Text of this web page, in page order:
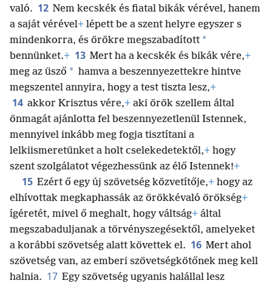
való. 12 Nem kecskék és fiatal bikák vérével, hanem
a saját vérével+ lépett be a szent helyre egyszer s
mindenkorra, és örökre megszabadított *
bennünket.+ 13 Mert ha a kecskék és bikák vére,+
meg az üsző * hamva a beszennyezettekre hintve
megszentel annyira, hogy a test tiszta lesz,+
14 akkor Krisztus vére,+ aki örök szellem által
önmagát ajánlotta fel beszennyezetlenül Istennek,
mennyivel inkább meg fogja tisztítani a
lelkiismeretünket a holt cselekedetektől,+ hogy
szent szolgálatot végezhessünk az élő Istennek!+
15 Ezért ő egy új szövetség közvetítője,+ hogy az
elhívottak megkaphassák az örökkévaló örökség+
ígéretét, mivel ő meghalt, hogy váltság+ által
megszabaduljanak a törvényszegésektől, amelyeket
a korábbi szövetség alatt követtek el. 16 Mert ahol
szövetség van, az emberi szövetségkötőnek meg kell
halnia. 17 Egy szövetség ugyanis halállal lesz